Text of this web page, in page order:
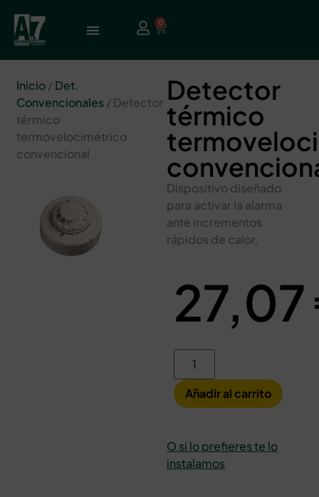
0
Inicio /Det.
Convencionales / Detector
térmico
termovelocimétrico
convencional
Detector
térmico
Dispositivo diseñado
para activar la alarma
ante incrementos
rápidos de calor.
27,07
Añadir al carrito
O si lo prefieres te lo
instalamos